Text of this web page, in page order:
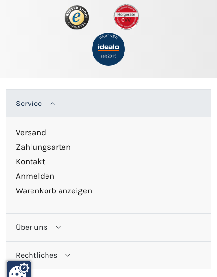
Service
Versand
Zahlungsarten
Kontakt
Anmelden
Warenkorb anzeigen
Über uns
Rechtliches